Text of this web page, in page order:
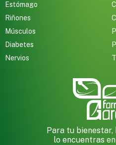
Estómago
Riñones
Músculos
Diabetes
Nervios
Para tu bienestar,
lo encuentras